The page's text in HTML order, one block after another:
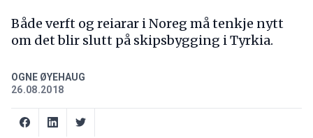
Både verft og reiarar i Noreg må tenkje nytt
om det blir slutt på skipsbygging i Tyrkia.
OGNE ØYEHAUG
26.08.2018